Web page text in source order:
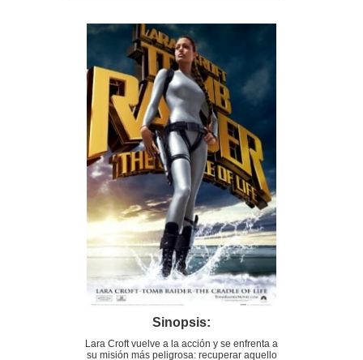
Sinopsis:
Lara Croft vuelve a la acción y se enfrenta a
su misión más peligrosa: recuperar aquello